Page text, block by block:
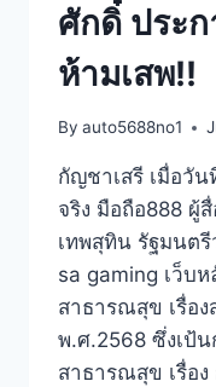
ศักดิ๋ ประ
ห้ามเสพ!!
By auto5688no1
กัญชาเสรี เมื่อวั
จริง มือถือ888 ผู้
เทพสุทิน รัฐมนต
sa gaming เว็บ
สาธารณสุข เรื่อ
พ.ศ.2568 ซึ่งเป้น
สาธารณสุข เรื่อ